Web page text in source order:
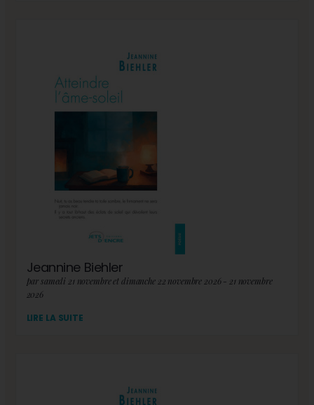
Jeannine Biehler
par samedi 21 novembre et dimanche 22 novembre 2026 - 21 novembre
2026
LIRE LA SUITE